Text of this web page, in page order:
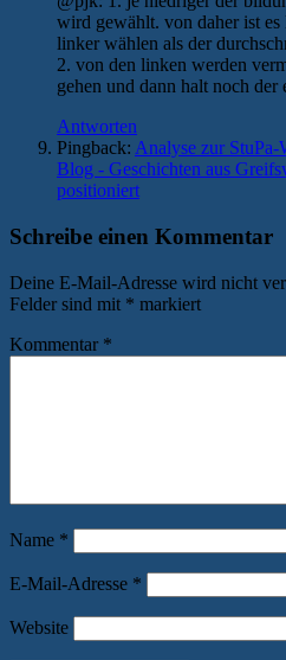
wird gewählt. von daher ist es
linker wählen als der
2. von den linken werden
gehen und dann halt noch der
Antworten
Pingback: Analyse zur StuPa-
Blog - Geschichten aus
positioniert
Schreibe einen Kommentar
Deine E-Mail-Adresse wird nicht
Felder sind mit * markiert
Kommentar *
Name *
E-Mail-Adresse *
Website